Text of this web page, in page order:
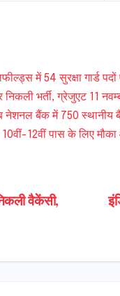
में 54 सुरक्षा गार्ड पदों
निकली भर्ती, ग्रेजुएट 11
बैंक में 750 स्थानीय
12वीं पास के लिए
वैकेंसी,